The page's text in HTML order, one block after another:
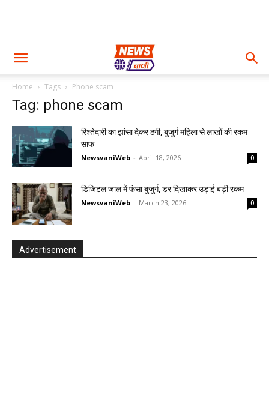
Home Tags Phone scam
Tag: phone scam
रिश्तेदारी का झांसा देकर ठगी, बुजुर्ग महिला से लाखों की रकम
साफ
NewsvaniWeb - April 18, 2026 0
डिजिटल जाल में फंसा बुजुर्ग, डर दिखाकर उड़ाई बड़ी रकम
NewsvaniWeb - March 23, 2026 0
Advertisement